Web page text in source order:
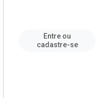
Entre ou
cadastre-se